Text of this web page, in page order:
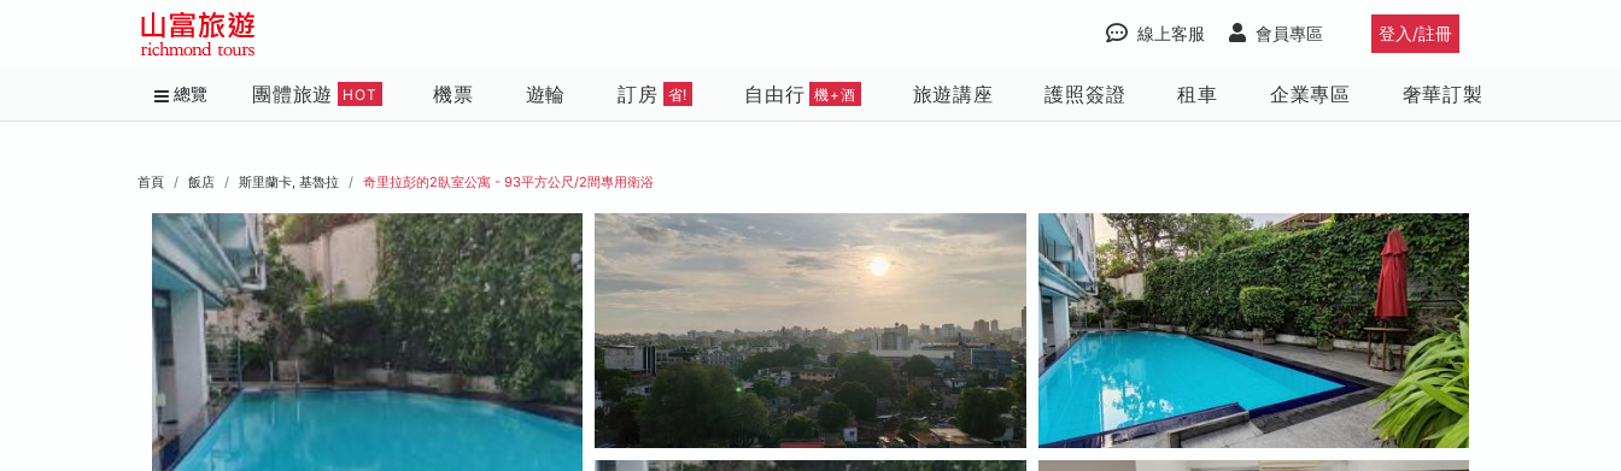
登入/註冊
會員專區
線上客服
總覽 團體旅遊 HOT 機票 遊輪 訂房 省! 自由行 機+酒 旅遊講座 護照簽證 租車 企業專區 奢華訂製
首頁 飯店 斯里蘭卡, 基魯拉 奇里拉彭的2臥室公寓 - 93平方公尺/2間專用衛浴